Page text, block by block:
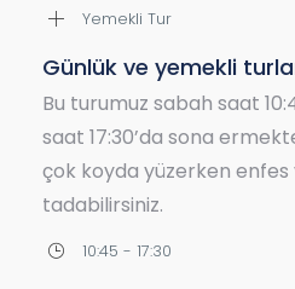
Yemeksiz Tur
Yarım Günlük Turlar
Bu turumuzu sabah saat
veya 14:00 ile 17:30 arası
yapabilirsiniz. Bu turumuz
10:30 - 14:30 / 14:00 - 17:30